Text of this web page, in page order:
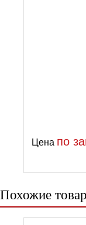
Цена по
Похожие